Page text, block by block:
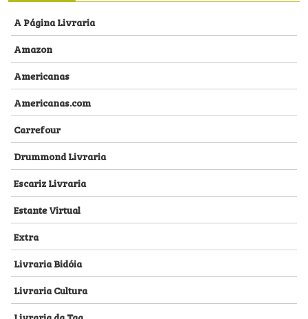
A Página Livraria
Amazon
Americanas
Americanas.com
Carrefour
Drummond Livraria
Escariz Livraria
Estante Virtual
Extra
Livraria Bidóia
Livraria Cultura